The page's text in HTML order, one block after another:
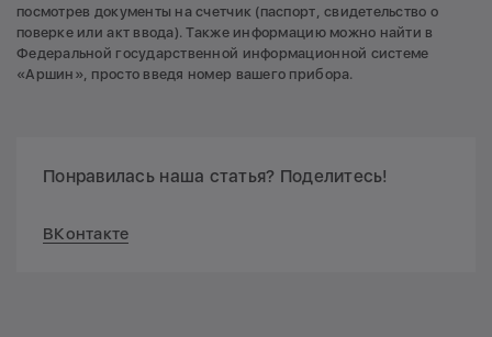
посмотрев документы на счетчик (паспорт, свидетельство о
поверке или акт ввода). Также информацию можно найти в
Федеральной государственной информационной системе
«Аршин», просто введя номер вашего прибора.
Понравилась наша статья? Поделитесь!
ВКонтакте